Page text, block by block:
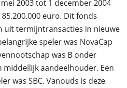
2003 tot 1 december 2004
euro. Dit fonds
uit termijntransacties in nieuwe
speler was NovaCap
was B onder
aandeelhouder. Een
was SBC. Vanouds is deze